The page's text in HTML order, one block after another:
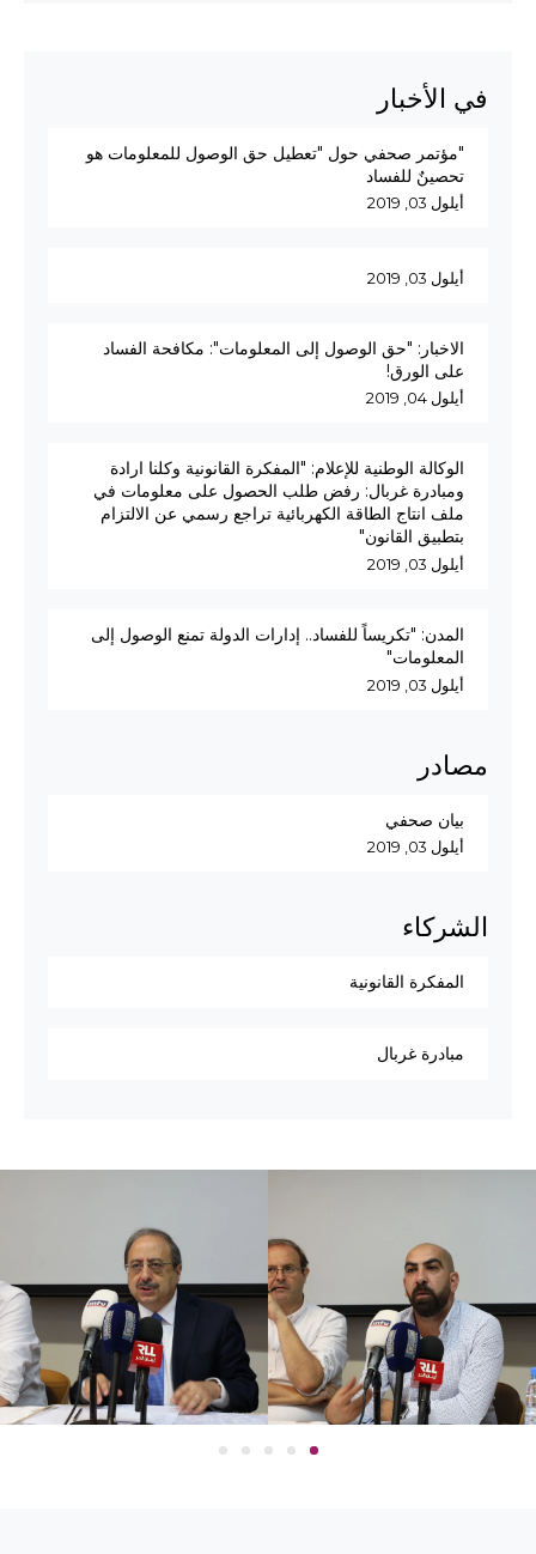
في الأخبار
"مؤتمر صحفي حول "تعطيل حق الوصول للمعلومات هو
تحصينٌ للفساد
أيلول 03, 2019
أيلول 03, 2019
الاخبار: "حق الوصول إلى المعلومات": مكافحة الفساد
على الورق!
أيلول 04, 2019
الوكالة الوطنية للإعلام: "المفكرة القانونية وكلنا ارادة
ومبادرة غربال: رفض طلب الحصول على معلومات في
ملف انتاج الطاقة الكهربائية تراجع رسمي عن الالتزام
بتطبيق القانون"
أيلول 03, 2019
المدن: "تكريساً للفساد.. إدارات الدولة تمنع الوصول إلى
المعلومات"
أيلول 03, 2019
مصادر
بيان صحفي
أيلول 03, 2019
الشركاء
المفكرة القانونية
مبادرة غربال